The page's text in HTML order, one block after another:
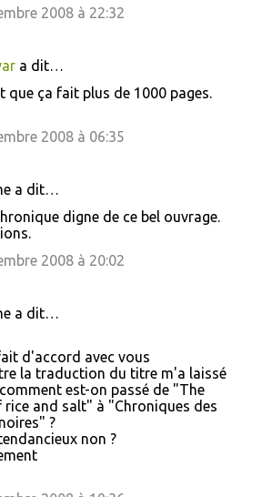
2008 à 22:32
a dit…
que ça fait plus de 1000 pages.
2008 à 06:35
a dit…
digne de ce bel ouvrage.
2008 à 20:02
a dit…
d'accord avec vous
la traduction du titre m'a laissé
est-on passé de "The
rice and salt" à "Chroniques des
?
non ?